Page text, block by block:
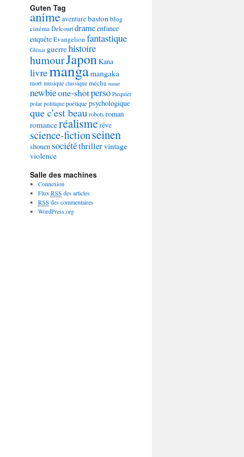
Guten Tag
animeaventurebaston blog
cinémaDelcourtdrameenfance
enquêteEvangelion fantastique
Glénat guerrehistoire
humourJapon Kana
livremangamangaka
mortmusique classiquemécha nanar
newbieone-shotperso Picquier
polar politique poétique psychologique
que c'est beaurobotsroman
romanceréalismerêve
science-fictionseinen
shonen sociététhrillervintage
violence
Salle des machines
Connexion
Flux RSS des articles
RSS des commentaires
WordPress.org